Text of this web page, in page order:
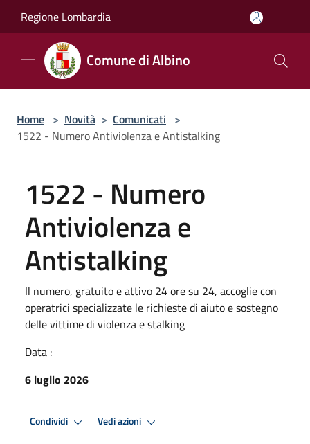
Regione Lombardia
Comune di Albino
Home > Novità > Comunicati >
1522 - Numero Antiviolenza e Antistalking
1522 - Numero
Antiviolenza e
Antistalking
Il numero, gratuito e attivo 24 ore su 24, accoglie con
operatrici specializzate le richieste di aiuto e sostegno
delle vittime di violenza e stalking
Data :
6 luglio 2026
Condividi Vedi azioni